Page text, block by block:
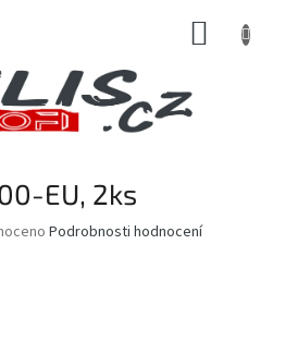
EU, 2ks
Podrobnosti hodnocení